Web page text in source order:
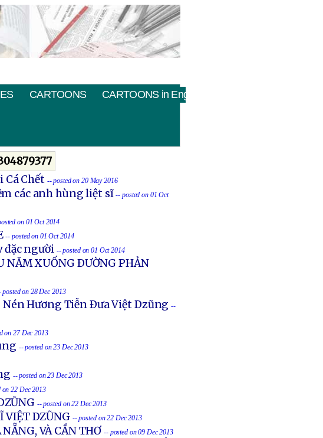
CARTOONS CARTOONS in English
Cá Chết -- posted on 20 May 2016
các anh hùng liệt sĩ -- posted on 01 Oct
on 01 Oct 2014
-- posted on 01 Oct 2014
đặc người -- posted on 01 Oct 2014
NĂM XUỐNG ÐƯỜNG PHẢN
posted on 28 Dec 2013
Hương Tiễn Ðưa Việt Dzũng --
on 27 Dec 2013
-- posted on 23 Dec 2013
-- posted on 23 Dec 2013
on 22 Dec 2013
-- posted on 22 Dec 2013
VIỆT DZŨNG -- posted on 22 Dec 2013
VÀ CẦN THƠ -- posted on 09 Dec 2013